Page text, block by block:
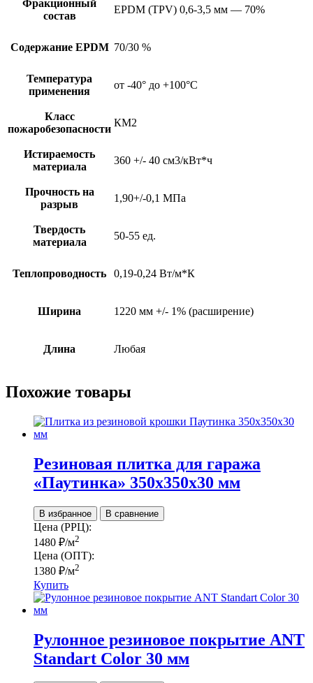
Фракционный
состав
EPDM (TPV) 0,6-3,5 мм — 70%
Содержание EPDM 70/30 %
Температура
применения
от -40° до +100°С
Класс
пожаробезопасности
КМ2
Истираемость
материала
360 +/- 40 см3/кВт*ч
Прочность на
разрыв
1,90+/-0,1 МПа
Твердость
материала
50-55 ед.
Теплопроводность 0,19-0,24 Вт/м*К
Ширина 1220 мм +/- 1% (расширение)
Длина Любая
Похожие товары
Резиновая плитка для гаража
«Паутинка» 350х350х30 мм
В избранное В сравнение
Цена (РРЦ):
1480 ₽/м2
Цена (ОПТ):
1380 ₽/м2
Купить
Рулонное резиновое покрытие ANT
Standart Color 30 мм